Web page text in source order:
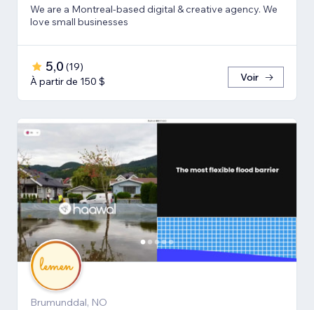
We are a Montreal-based digital & creative agency. We
love small businesses
5,0 (19)
À partir de 150 $
Voir
Brumunddal, NO